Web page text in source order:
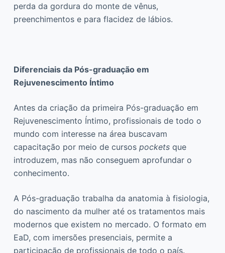
perda da gordura do monte de vênus,
preenchimentos e para flacidez de lábios.
Diferenciais da Pós-graduação em
Rejuvenescimento Íntimo
Antes da criação da primeira Pós-graduação em
Rejuvenescimento Íntimo, profissionais de todo o
mundo com interesse na área buscavam
capacitação por meio de cursos pockets que
introduzem, mas não conseguem aprofundar o
conhecimento.
A Pós-graduação trabalha da anatomia à fisiologia,
do nascimento da mulher até os tratamentos mais
modernos que existem no mercado. O formato em
EaD, com imersões presenciais, permite a
participação de profissionais de todo o país.